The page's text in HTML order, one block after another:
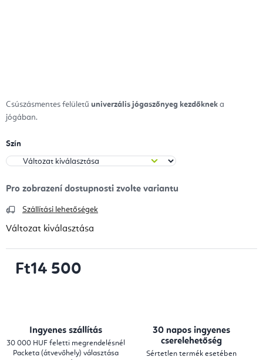
Csúszásmentes felületű univerzális jógaszőnyeg kezdőknek a
jógában.
Szín
Szállítási lehetőségek
Változat kiválasztása
Ft14 500
Ingyenes szállítás
30 000 HUF feletti megrendelésnél
Packeta (átvevőhely) választása
30 napos ingyenes
cserelehetőség
Sértetlen termék esetében